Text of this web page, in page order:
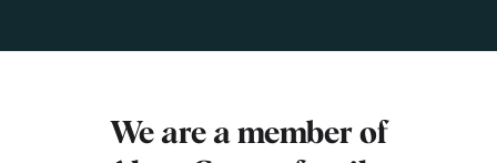
We are a member of